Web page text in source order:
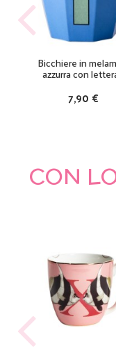
Bicchiere in
azzurra con
7,90 €
CON